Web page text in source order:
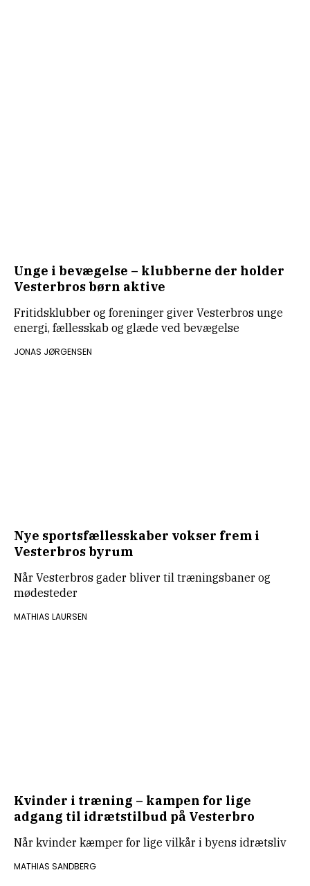
Unge i bevægelse – klubberne der holder
Vesterbros børn aktive
Fritidsklubber og foreninger giver Vesterbros unge
energi, fællesskab og glæde ved bevægelse
JONAS JØRGENSEN
Nye sportsfællesskaber vokser frem i
Vesterbros byrum
Når Vesterbros gader bliver til træningsbaner og
mødesteder
MATHIAS LAURSEN
Kvinder i træning – kampen for lige
adgang til idrætstilbud på Vesterbro
Når kvinder kæmper for lige vilkår i byens idrætsliv
MATHIAS SANDBERG